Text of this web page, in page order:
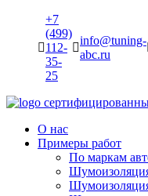
+7
(499)
112-
35-
25
info@tuning-
abc.ru
О нас
Примеры работ
По маркам